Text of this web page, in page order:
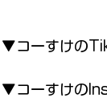
▼コーすけの
▼コーすけの